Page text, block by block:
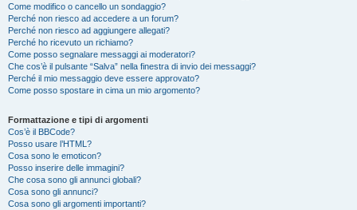
Come modifico o cancello un sondaggio?
Perché non riesco ad accedere a un forum?
Perché non riesco ad aggiungere allegati?
Perché ho ricevuto un richiamo?
Come posso segnalare messaggi ai moderatori?
Che cos’è il pulsante “Salva” nella finestra di invio dei messaggi?
Perché il mio messaggio deve essere approvato?
Come posso spostare in cima un mio argomento?
Formattazione e tipi di argomenti
Cos’è il BBCode?
Posso usare l’HTML?
Cosa sono le emoticon?
Posso inserire delle immagini?
Che cosa sono gli annunci globali?
Cosa sono gli annunci?
Cosa sono gli argomenti importanti?